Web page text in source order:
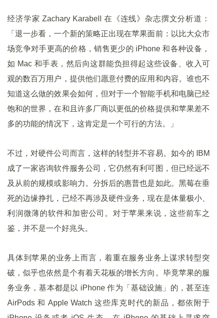
经济学家 Zachary Karabell 在《连线》杂志撰文分析道：
「退一步看，一个新的策略正出现在苹果面前：以比大众市
场竞争对手更高的价格，销售更少的 iPhone 和各种设备，
如 Mac 和手表，然后向这群能负担得起这些设备、收入可
观的数百万用户，提供他们愿意付费的应用和内容。谁也不
知道这么做的效果会如何，但对于一个智能手机和电脑已经
饱和的世界，在和且许多厂商以更低的价格提供和苹果差不
多的功能的情况下，这肯定是一个可行的方法。」
不过，对硬件公司而言，这样的转型并不容易。如今的 IBM
成了一家咨询软件服务公司，它仍然有利可图，但已经远不
及从前的规模或影响力。分拆后的惠普也是如此。黑莓在垂
死的边缘挣扎，已经不再涉及硬件业务，现在是体量极小、
利润微薄的软件和加密公司。对于苹果来说，这些前车之
鉴，并不是一个好兆头。
具体到苹果的业务上而言，着重在服务业务上谋求转型突
破，似乎也依然是个有着天花板的增长方向。毕竟苹果的服
务业务，基本都是以 iPhone 作为「基础设施」的，甚至连
AirPods 和 Apple Watch 这些库克时代的新品，都依附于